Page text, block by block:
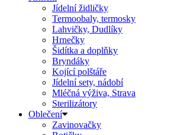
Jídelní židličky
Termoobaly, termosky
Lahvičky, Dudlíky
Hrnečky
Šidítka a doplňky
Bryndáky
Kojící polštáře
Jídelní sety, nádobí
Mléčná výživa, Strava
Sterilizátory
Oblečení
Zavinovačky